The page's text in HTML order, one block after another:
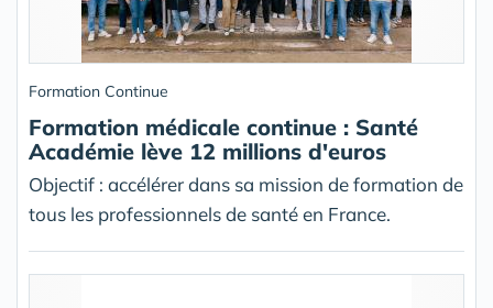
Formation Continue
Formation médicale continue : Santé
Académie lève 12 millions d'euros
Objectif : accélérer dans sa mission de formation de
tous les professionnels de santé en France.